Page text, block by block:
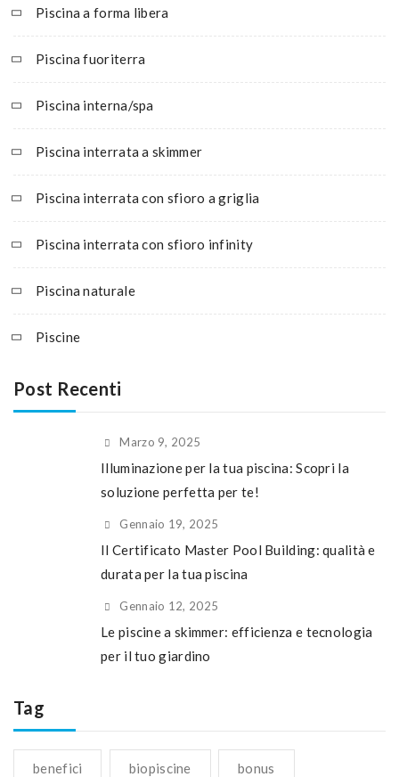
Piscina a forma libera
Piscina fuoriterra
Piscina interna/spa
Piscina interrata a skimmer
Piscina interrata con sfioro a griglia
Piscina interrata con sfioro infinity
Piscina naturale
Piscine
Post Recenti
Marzo 9, 2025
Illuminazione per la tua piscina: Scopri la
soluzione perfetta per te!
Gennaio 19, 2025
Il Certificato Master Pool Building: qualità e
durata per la tua piscina
Gennaio 12, 2025
Le piscine a skimmer: efficienza e tecnologia
per il tuo giardino
Tag
benefici biopiscine bonus